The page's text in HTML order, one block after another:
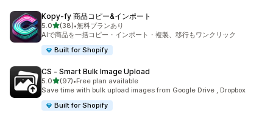
Kopy‑fy 商品コピー&インポート
5.05つ星中
(38)
合計レビュー数：38件
•無料プランあり
AIで商品を一括コピー・インポート・複製、移行もワンクリック
Built for Shopify
CS ‑ Smart Bulk Image Upload
5.05つ星中
(97)
合計レビュー数：97件
•Free plan available
Save time with bulk upload images from Google Drive , Dropbox
Built for Shopify